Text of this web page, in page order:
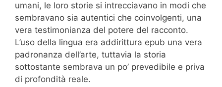
umani, le loro storie si intrecciavano in modi che
sembravano sia autentici che coinvolgenti, una
vera testimonianza del potere del racconto.
L’uso della lingua era addirittura epub una vera
padronanza dell’arte, tuttavia la storia
sottostante sembrava un po’ prevedibile e priva
di profondità reale.